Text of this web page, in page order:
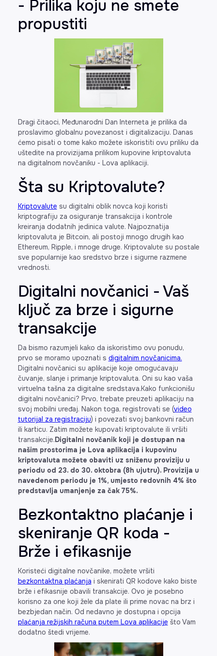
- Prilika koju ne smete
propustiti
Dragi čitaoci, Međunarodni Dan Interneta je prilika da
proslavimo globalnu povezanost i digitalizaciju. Danas
ćemo pisati o tome kako možete iskoristiti ovu priliku da
uštedite na provizijama prilikom kupovine kriptovaluta
na digitalnom novčaniku - Lova aplikaciji.
Šta su Kriptovalute?
Kriptovalute su digitalni oblik novca koji koristi
kriptografiju za osiguranje transakcija i kontrole
kreiranja dodatnih jedinica valute. Najpoznatija
kriptovaluta je Bitcoin, ali postoji mnogo drugih kao
Ethereum, Ripple, i mnoge druge. Kriptovalute su postale
sve popularnije kao sredstvo brze i sigurne razmene
vrednosti.
Digitalni novčanici - Vaš
ključ za brze i sigurne
transakcije
Da bismo razumjeli kako da iskoristimo ovu ponudu,
prvo se moramo upoznati s digitalnim novčanicima.
Digitalni novčanici su aplikacije koje omogućavaju
čuvanje, slanje i primanje kriptovaluta. Oni su kao vaša
virtuelna tašna za digitalne sredstava.Kako funkcionišu
digitalni novčanici? Prvo, trebate preuzeti aplikaciju na
svoj mobilni uređaj. Nakon toga, registrovati se (video
tutorijal za registraciju) i povezati svoj bankovni račun
ili karticu. Zatim možete kupovati kriptovalute ili vršiti
transakcije.Digitalni novčanik koji je dostupan na
našim prostorima je Lova aplikacija i kupovinu
kriptovaluta možete obaviti uz sniženu proviziju u
periodu od 23. do 30. oktobra (8h ujutru). Provizija u
navedenom periodu je 1%, umjesto redovnih 4% što
predstavlja umanjenje za čak 75%.
Bezkontaktno plaćanje i
skeniranje QR koda -
Brže i efikasnije
Koristeći digitalne novčanike, možete vršiti
bezkontaktna plaćanja i skenirati QR kodove kako biste
brže i efikasnije obavili transakcije. Ovo je posebno
korisno za one koji žele da plate ili prime novac na brz i
bezbjedan način. Od nedavno je dostupna i opcija
plaćanja režijskih računa putem Lova aplikacije što Vam
dodatno štedi vrijeme.